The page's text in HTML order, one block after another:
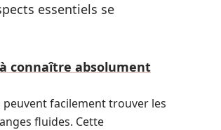
essentiels se
connaître absolument
peuvent facilement trouver les
fluides. Cette